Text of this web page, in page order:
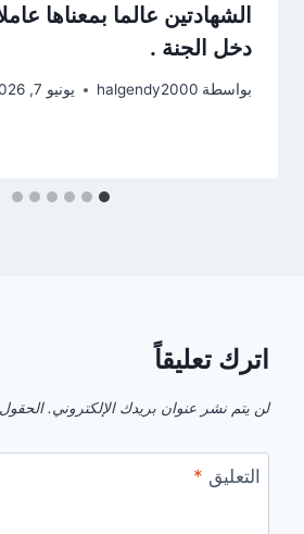
الشهادتين عالما بمعناها
دخل الجنة .
بواسطة halgendy2000 يونيو 7, 2026
اترك تعليقاً
لن يتم نشر عنوان بريدك الإلكتروني. الحقول
التعليق *